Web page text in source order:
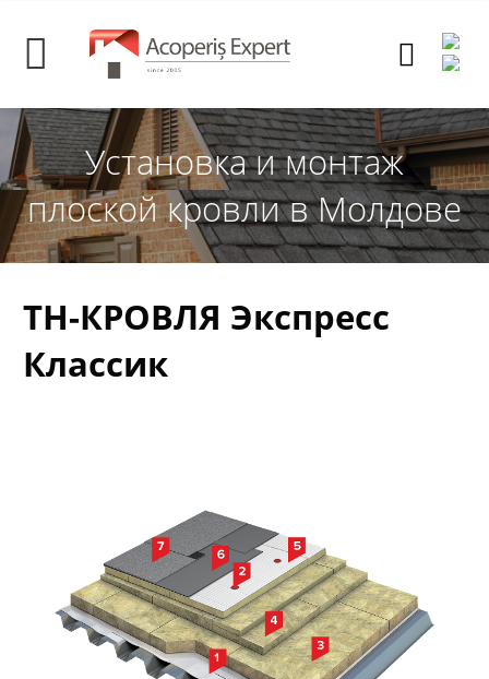
Установка и монтаж
плоской кровли в Молдове
ТН-КРОВЛЯ Экспресс
Классик